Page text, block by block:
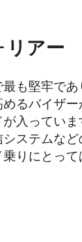
リアー
も堅牢で
るバイザ
入ってい
ステムな
りにとっ